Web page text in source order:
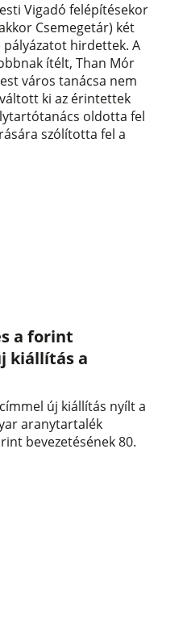
Vigadó felépítésekor
Csemegetár) két
hirdettek. A
ítélt, Than Mór
város tanácsa nem
ki az érintettek
oldotta fel
szólította fel a
a forint
kiállítás a
új kiállítás nyílt a
aranytartalék
bevezetésének 80.